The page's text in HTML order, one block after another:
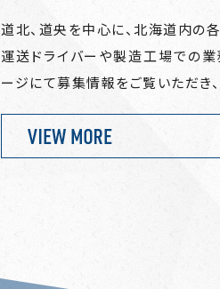
道北、道央を中心に、北海道内の
運送ドライバーや製造工場での
ージにて募集情報をご覧いただき